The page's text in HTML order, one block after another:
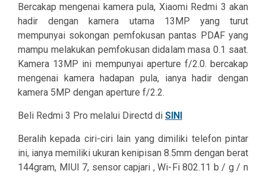
Bercakap mengenai kamera pula, Xiaomi Redmi 3 akan
hadir dengan kamera utama 13MP yang turut
mempunyai sokongan pemfokusan pantas PDAF yang
mampu melakukan pemfokusan didalam masa 0.1 saat.
Kamera 13MP ini mempunyai aperture f/2.0. bercakap
mengenai kamera hadapan pula, ianya hadir dengan
kamera 5MP dengan aperture f/2.2.
Beli Redmi 3 Pro melalui Directd di SINI
Beralih kepada ciri-ciri lain yang dimiliki telefon pintar
ini, ianya memiliki ukuran kenipisan 8.5mm dengan berat
144gram, MIUI 7, sensor capjari , Wi-Fi 802.11 b / g / n